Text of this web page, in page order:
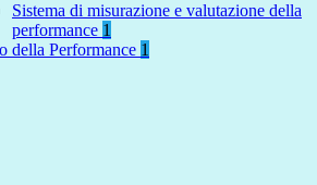
Sistema di misurazione e valutazione della
performance 1
della Performance 1